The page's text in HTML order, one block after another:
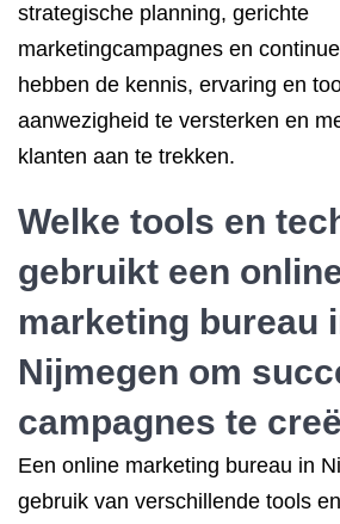
strategische planning, gerichte
marketingcampagnes en
hebben de kennis, ervaring en
aanwezigheid te versterken en
klanten aan te trekken.
Welke tools en
gebruikt een
marketing bureau
Nijmegen om
campagnes te
Een online marketing bureau in
gebruik van verschillende tools